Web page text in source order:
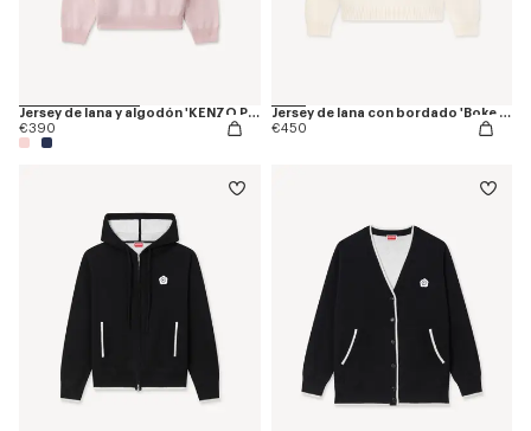
Jersey de lana y algodón 'KENZO Paris Chainstitch'
€390
Jersey de lana con bordado 'Boke Flower'
€450